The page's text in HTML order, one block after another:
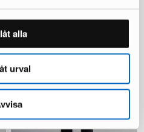
alla
urval
Arper Mixu barstol röd / brun
1 i lager ·
449 €